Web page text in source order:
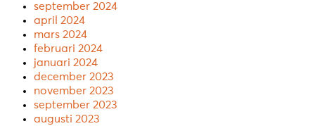
september 2024
april 2024
mars 2024
februari 2024
januari 2024
december 2023
november 2023
september 2023
augusti 2023